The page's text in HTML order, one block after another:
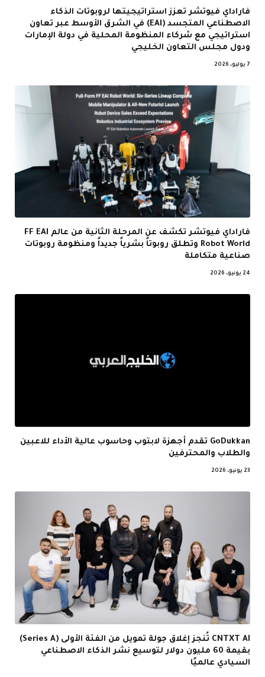
فاراداي فيوتشر تعزز استراتيجيتها لروبوتات الذكاء
الاصطناعي المتجسد (EAI) في الشرق الأوسط عبر تعاون
استراتيجي مع شركاء المنظومة المحلية في دولة الإمارات
ودول مجلس التعاون الخليجي
7 يوليو، 2026
فاراداي فيوتشر تكشف عن المرحلة الثانية من عالم FF EAI
Robot World وتطلق روبوتاً بشرياً جديداً ومنظومة روبوتات
صناعية متكاملة
24 يونيو، 2026
GoDukkan تقدم أجهزة لابتوب وحاسوب عالية الأداء للاعبين
والطلاب والمحترفين
23 يونيو، 2026
CNTXT AI تُنجز إغلاق جولة تمويل من الفئة الأولى (Series A)
بقيمة 60 مليون دولار لتوسيع نشر الذكاء الاصطناعي
السيادي عالميًا